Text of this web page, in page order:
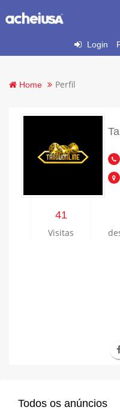
Login
Home Perfil
41
Visitas
Todos os anúncios